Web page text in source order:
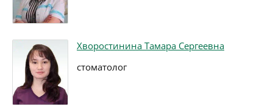
Хворостинина Тамара Сергеевна
стоматолог